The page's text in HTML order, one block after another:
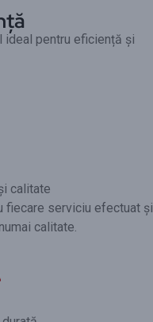
ideal pentru eficiență și
calitate
fiecare serviciu efectuat și
calitate.